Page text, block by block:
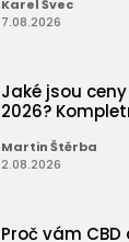
Karel Švec
7.08.2026
Jaké jsou
2026?
Martin Štěrba
2.08.2026
Proč vám